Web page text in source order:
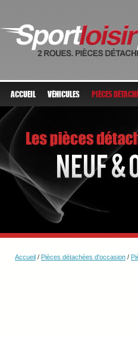
ACCUEIL VÉHICULES PIÈCES
Accueil / Pièces détachées d'occasion /